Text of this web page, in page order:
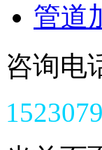
管道
咨询电